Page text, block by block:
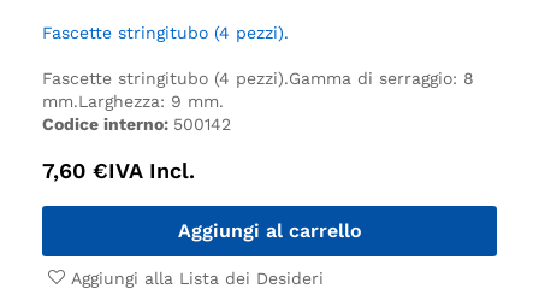
Fascette stringitubo (4 pezzi).
Fascette stringitubo (4 pezzi).Gamma di serraggio: 8
mm.Larghezza: 9 mm.
Codice interno: 500142
7,60 €IVA Incl.
Aggiungi al carrello
Aggiungi alla Lista dei Desideri